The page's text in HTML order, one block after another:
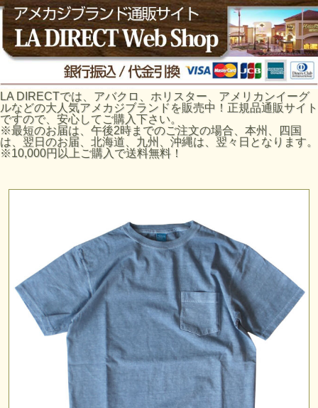
LA DIRECTでは、アバクロ、ホリスター、アメリカンイーグ
ルなどの大人気アメカジブランドを販売中！正規品通販サイト
ですので、安心してご購入下さい。
※最短のお届は、午後2時までのご注文の場合、本州、四国
は、翌日のお届、北海道、九州、沖縄は、翌々日となります。
※10,000円以上ご購入で送料無料！